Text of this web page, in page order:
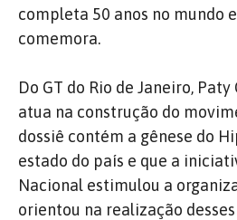
completa 50 anos no mundo
comemora.
Do GT do Rio de Janeiro, Paty
atua na construção do
dossiê contém a gênese do
estado do país e que a
Nacional estimulou a
orientou na realização